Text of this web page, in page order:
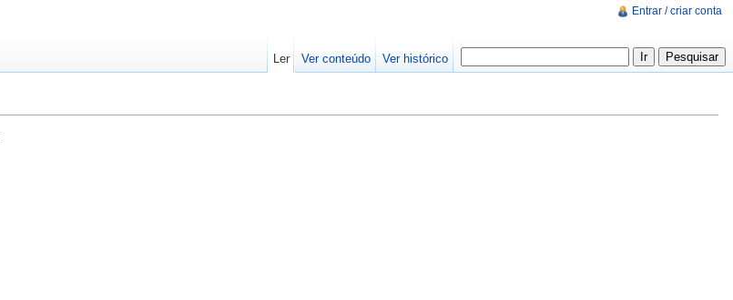
Entrar / criar conta
Ler Ver conteúdo Ver histórico